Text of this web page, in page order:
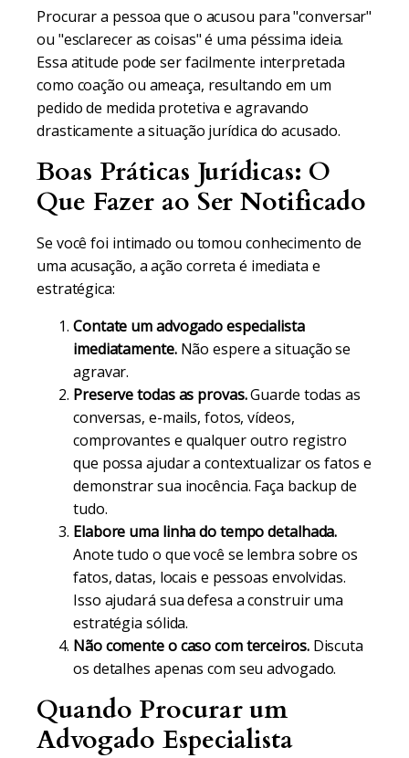
Procurar a pessoa que o acusou para "conversar"
ou "esclarecer as coisas" é uma péssima ideia.
Essa atitude pode ser facilmente interpretada
como coação ou ameaça, resultando em um
pedido de medida protetiva e agravando
drasticamente a situação jurídica do acusado.
Boas Práticas Jurídicas: O
Que Fazer ao Ser Notificado
Se você foi intimado ou tomou conhecimento de
uma acusação, a ação correta é imediata e
estratégica:
Contate um advogado especialista
imediatamente.Não espere a situação se
agravar.
Preserve todas as provas.Guarde todas as
conversas, e-mails, fotos, vídeos,
comprovantes e qualquer outro registro
que possa ajudar a contextualizar os fatos e
demonstrar sua inocência. Faça backup de
tudo.
Elabore uma linha do tempo detalhada.
Anote tudo o que você se lembra sobre os
fatos, datas, locais e pessoas envolvidas.
Isso ajudará sua defesa a construir uma
estratégia sólida.
Não comente o caso com terceiros.Discuta
os detalhes apenas com seu advogado.
Quando Procurar um
Advogado Especialista